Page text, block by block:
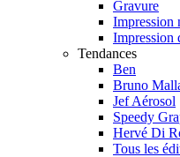
Gravure
Impression
Impression
Tendances
Ben
Bruno
Jef Aérosol
Speedy
Hervé Di
Tous les